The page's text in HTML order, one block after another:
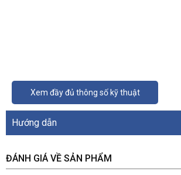
Xem đầy đủ thông số kỹ thuật
Hướng dẫn
ĐÁNH GIÁ VỀ SẢN PHẨM